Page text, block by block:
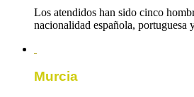
Los atendidos han sido cinco
nacionalidad española, portuguesa
Murcia